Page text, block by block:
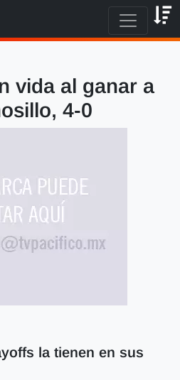
vida al ganar a
4-0
la tienen en sus